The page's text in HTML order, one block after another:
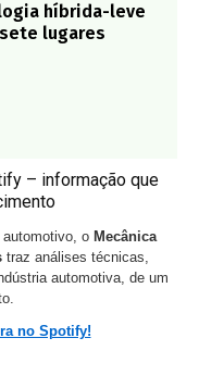
híbrida-leve
lugares
– informação que
automotivo, o Mecânica
traz análises técnicas,
automotiva, de um
no Spotify!